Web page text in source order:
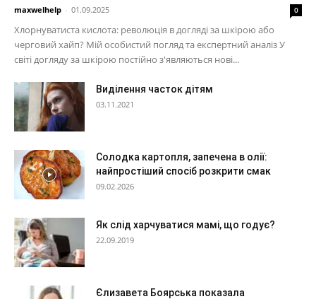
maxwelhelp - 01.09.2025 0
Хлорнуватиста кислота: революція в догляді за шкірою або
черговий хайп? Мій особистий погляд та експертний аналіз У
світі догляду за шкірою постійно з'являються нові...
Виділення часток дітям
03.11.2021
Солодка картопля, запечена в олії:
найпростіший спосіб розкрити смак
09.02.2026
Як слід харчуватися мамі, що годує?
22.09.2019
Єлизавета Боярська показала